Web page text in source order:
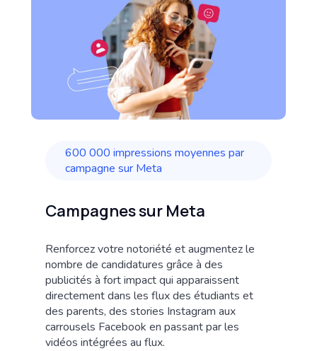
600 000 impressions moyennes par
campagne sur Meta
Campagnes sur Meta
Renforcez votre notoriété et augmentez le
nombre de candidatures grâce à des
publicités à fort impact qui apparaissent
directement dans les flux des étudiants et
des parents, des stories Instagram aux
carrousels Facebook en passant par les
vidéos intégrées au flux.